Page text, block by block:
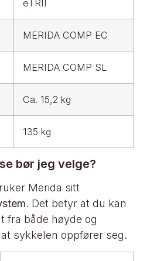
eTRII
MERIDA COMP EC
MERIDA COMP SL
Ca. 15,2 kg
135 kg
bør jeg velge?
Merida sitt
. Det betyr at du kan
fra både høyde og
sykkelen oppfører seg.